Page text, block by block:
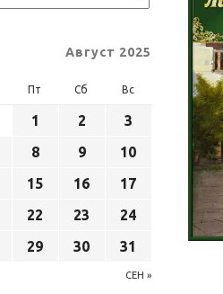
Август 2025
Пт Сб Вс
СЕН »
1 2
3
8 9
10
15 16
17
22 23
24
29 30 31